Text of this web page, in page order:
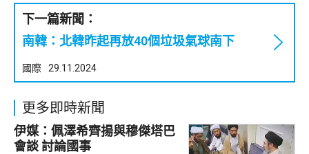
下一篇新聞：
南韓：北韓昨起再放40個垃圾氣球南下
國際 29.11.2024
更多即時新聞
伊媒：佩澤希齊揚與穆傑塔巴
會談 討論國事